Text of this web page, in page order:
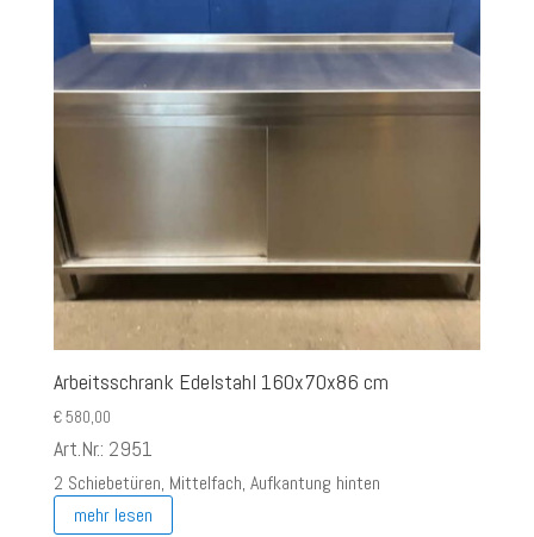
Arbeitsschrank Edelstahl 160x70x86 cm
€580,00
Art.Nr.: 2951
2 Schiebetüren, Mittelfach, Aufkantung hinten
mehr lesen